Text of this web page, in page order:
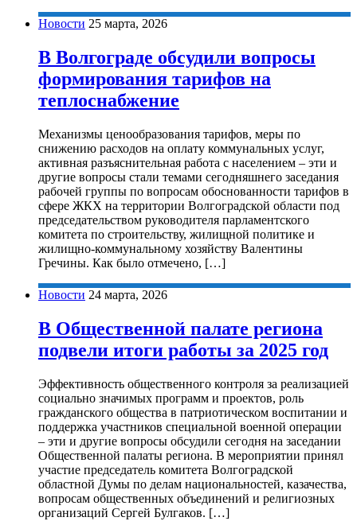
Новости 25 марта, 2026
В Волгограде обсудили вопросы
формирования тарифов на
теплоснабжение
Механизмы ценообразования тарифов, меры по
снижению расходов на оплату коммунальных услуг,
активная разъяснительная работа с населением – эти и
другие вопросы стали темами сегодняшнего заседания
рабочей группы по вопросам обоснованности тарифов в
сфере ЖКХ на территории Волгоградской области под
председательством руководителя парламентского
комитета по строительству, жилищной политике и
жилищно-коммунальному хозяйству Валентины
Гречины. Как было отмечено, […]
Новости 24 марта, 2026
В Общественной палате региона
подвели итоги работы за 2025 год
Эффективность общественного контроля за реализацией
социально значимых программ и проектов, роль
гражданского общества в патриотическом воспитании и
поддержка участников специальной военной операции
– эти и другие вопросы обсудили сегодня на заседании
Общественной палаты региона. В мероприятии принял
участие председатель комитета Волгоградской
областной Думы по делам национальностей, казачества,
вопросам общественных объединений и религиозных
организаций Сергей Булгаков. […]